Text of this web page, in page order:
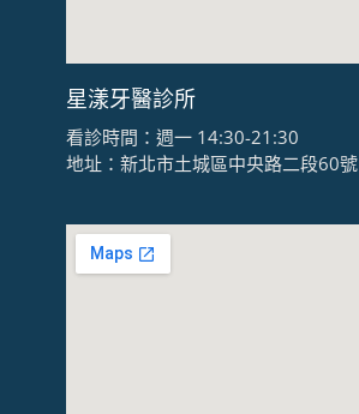
星漾牙醫診所
看診時間：週一 14:30-21:30
地址：新北市土城區中央路二段60號